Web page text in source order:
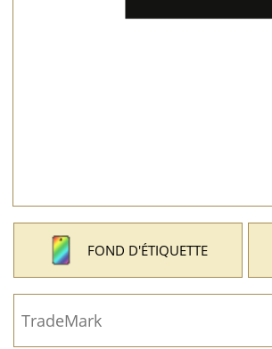
FOND D'ÉTIQUETTE